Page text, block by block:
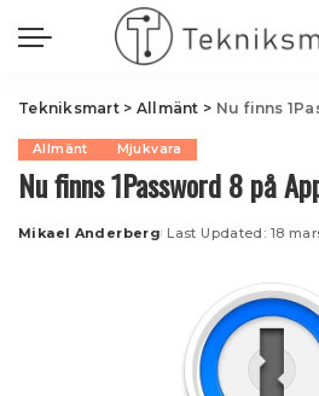
Tekniksmart> Allmänt > Nu finns
Allmänt Mjukvara
Nu finns 1Password 8 på
Posted
Mikael Anderberg Last Updated: 18